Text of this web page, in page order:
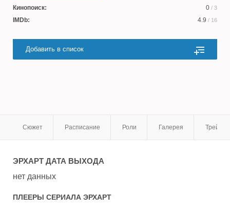
Кинопоиск: 0 / 3
IMDb: 4.9 / 16
Добавить в список
Сюжет Расписание Роли Галерея
ЭРХАРТДАТА ВЫХОДА
нет данных
ПЛЕЕРЫ СЕРИАЛА ЭРХАРТ